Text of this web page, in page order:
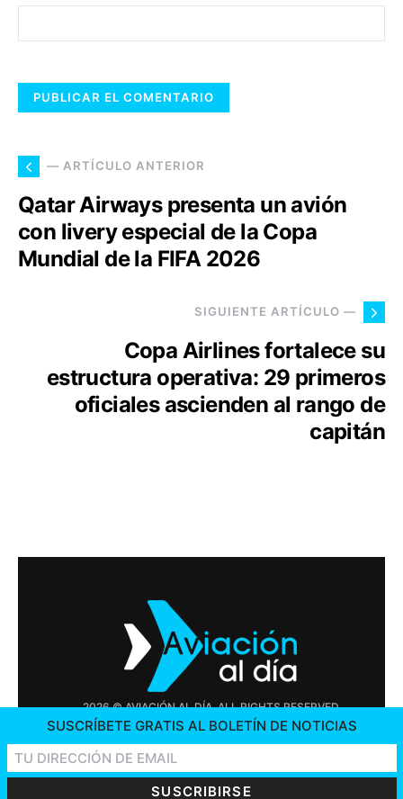
— ARTÍCULO ANTERIOR
Qatar Airways presenta un avión
con livery especial de la Copa
Mundial de la FIFA 2026
SIGUIENTE ARTÍCULO —
Copa Airlines fortalece su
estructura operativa: 29 primeros
oficiales ascienden al rango de
capitán
2026 © AVIACIÓN AL DÍA. ALL RIGHTS RESERVED
OFERTAS DE TRABAJO
SUSCRÍBETE GRATIS AL BOLETÍN DE NOTICIAS